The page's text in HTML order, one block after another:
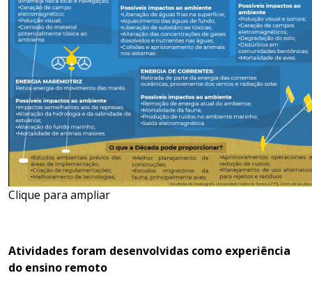
Clique para ampliar
Atividades foram desenvolvidas como experiência
do ensino remoto